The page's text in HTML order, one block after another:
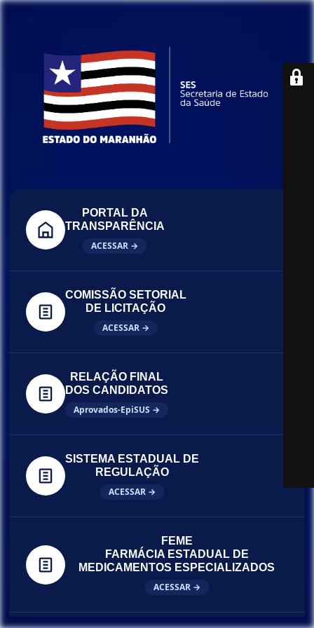
PORTAL DA
TRANSPARÊNCIA
ACESSAR →
COMISSÃO SETORIAL
DE LICITAÇÃO
ACESSAR →
RELAÇÃO FINAL
DOS CANDIDATOS
Aprovados-EpiSUS →
SISTEMA ESTADUAL DE
REGULAÇÃO
ACESSAR →
FEME
FARMÁCIA ESTADUAL DE
MEDICAMENTOS ESPECIALIZADOS
ACESSAR →